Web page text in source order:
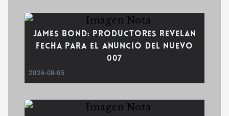
James Bond: Productores revelan
fecha para el anuncio del nuevo
007
2026-08-05